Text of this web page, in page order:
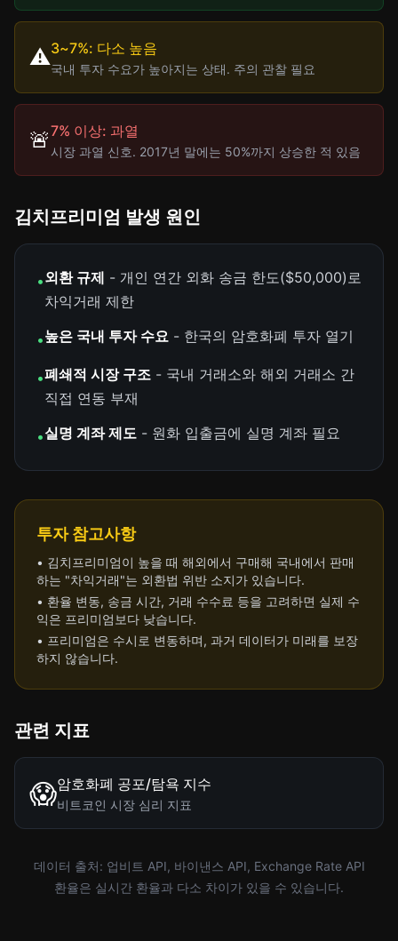
⚠️3~7%: 다소 높음
국내 투자 수요가 높아지는 상태. 주의 관찰 필요
🚨7% 이상: 과열
시장 과열 신호. 2017년 말에는 50%까지 상승한 적 있음
김치프리미엄 발생 원인
•외환 규제 - 개인 연간 외화 송금 한도($50,000)로
차익거래 제한
•높은 국내 투자 수요 - 한국의 암호화폐 투자 열기
•폐쇄적 시장 구조 - 국내 거래소와 해외 거래소 간
직접 연동 부재
•실명 계좌 제도 - 원화 입출금에 실명 계좌 필요
투자 참고사항
• 김치프리미엄이 높을 때 해외에서 구매해 국내에서 판매
하는 "차익거래"는 외환법 위반 소지가 있습니다.
• 환율 변동, 송금 시간, 거래 수수료 등을 고려하면 실제 수
익은 프리미엄보다 낮습니다.
• 프리미엄은 수시로 변동하며, 과거 데이터가 미래를 보장
하지 않습니다.
관련 지표
😱암호화폐 공포/탐욕 지수
비트코인 시장 심리 지표
데이터 출처: 업비트 API, 바이낸스 API, Exchange Rate API
환율은 실시간 환율과 다소 차이가 있을 수 있습니다.